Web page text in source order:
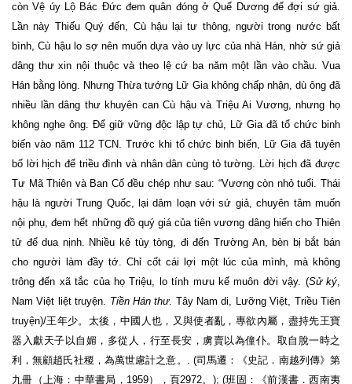
còn Vệ úy Lộ Bác Đức đem quân đóng ở Quế Dương để đợi sứ giả.
Lần này Thiếu Quý đến, Cù hậu lại tư thông, người trong nước bất
bình, Cù hậu lo sợ nên muốn dựa vào uy lực của nhà Hán, nhờ sứ giả
dâng thư xin nội thuộc và theo lệ cứ ba năm một lần vào chầu. Vua
Hán bằng lòng. Nhưng Thừa tướng Lữ Gia không chấp nhận, dù ông đã
nhiều lần dâng thư khuyên can Cù hậu và Triệu Ai Vương, nhưng họ
không nghe ông. Để giữ vững độc lập tự chủ, Lữ Gia đã tổ chức binh
biến vào năm 112 TCN. Trước khi tổ chức binh biến, Lữ Gia đã tuyên
bố lời hịch để triều đình và nhân dân cùng tỏ tường. Lời hịch đã được
Tư Mã Thiên và Ban Cố đều chép như sau: “Vương còn nhỏ tuổi. Thái
hậu là người Trung Quốc, lại dâm loạn với sứ giả, chuyên tâm muốn
nội phụ, đem hết những đồ quý giá của tiên vương dâng hiến cho Thiên
tử để dua nịnh. Nhiều kẻ tùy tòng, đi đến Trường An, bèn bị bắt bán
cho người làm đầy tớ. Chỉ cốt cái lợi một lúc của mình, mà không
trông đến xã tắc của họ Triệu, lo tính mưu kế muôn đời vậy. (Sử ký,
Nam Việt liệt truyện. Tiền Hán thư. Tây Nam di, Lưỡng Việt, Triều Tiên
truyện)/王年少。太後，中國人也，又與使者亂，專欲內屬，盡持先王寶
器入獻天子以自媚，多從人，行至長安，虜賣以為僮仆。取自脫一時之
利，無顧趙氏社稷，為萬世慮計之意。. (司馬遷：《史記．南越列傳》第
九冊（上海：中華書局，1959），頁2972。); (班固：《前漢書．西南夷